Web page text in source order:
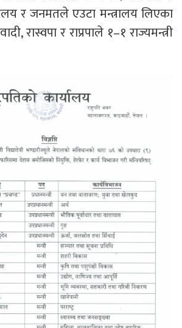
र जनमतले एउटा मन्त्रालय लिएका
रास्वपा र राप्रपाले १–१ राज्यमन्त्री